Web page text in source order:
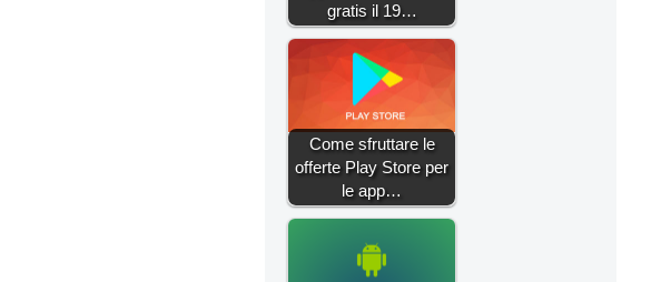
gratis il 19…
Come sfruttare le
offerte Play Store per
le app…